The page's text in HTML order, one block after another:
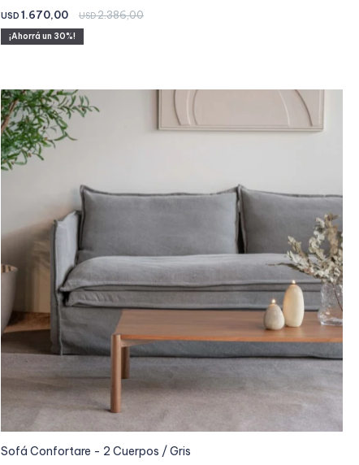
USD 1.670,00 USD2.386,00
30
Sofá Confortare - 2 Cuerpos / Gris